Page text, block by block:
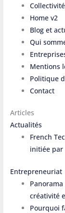
Home v2
Blog et
Qui
Mentions
Politique
Contact
Articles
Actualités
French
initiée par
Entrepreneuriat
créativité
Pourquoi